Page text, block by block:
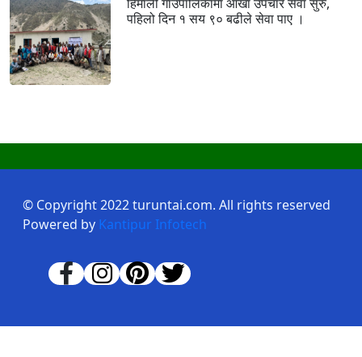
पहिलो दिन १ सय ९० बढीले सेवा पाए ।
© Copyright 2022 turuntai.com. All rights reserved
Powered by Kantipur Infotech